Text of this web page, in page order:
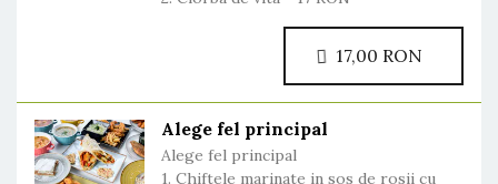
Alege fel principal
Alege fel principal
1. Chiftele marinate in sos de rosii cu